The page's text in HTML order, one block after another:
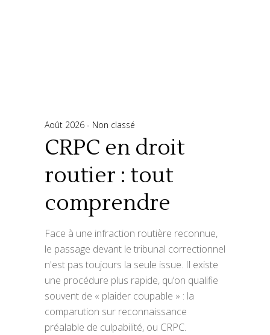
Août 2026 Non classé
CRPC en droit
routier : tout
comprendre
Face à une infraction routière reconnue,
le passage devant le tribunal correctionnel
n'est pas toujours la seule issue. Il existe
une procédure plus rapide, qu’on qualifie
souvent de « plaider coupable » : la
comparution sur reconnaissance
préalable de culpabilité, ou CRPC.